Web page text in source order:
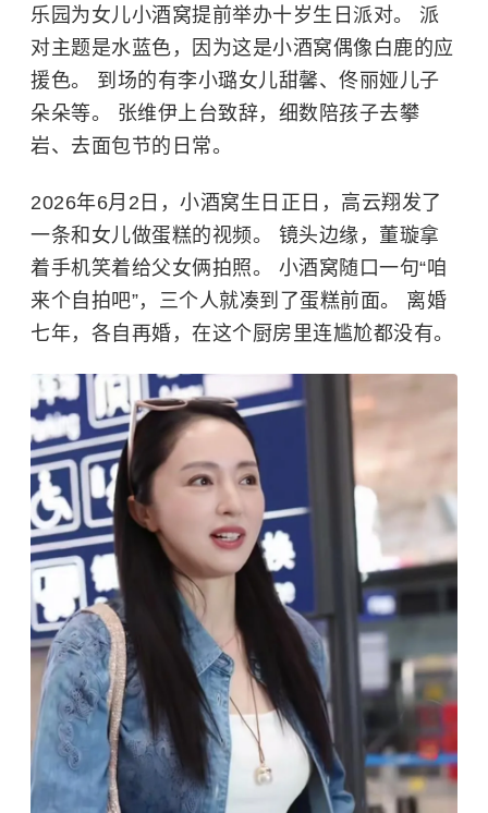
乐园为女儿小酒窝提前举办十岁生日派对。 派
对主题是水蓝色，因为这是小酒窝偶像白鹿 的应
援色。 到场的有李小璐女儿甜馨、佟丽娅儿子
朵朵等。 张维伊上台致辞，细数陪孩子去攀
岩、去面包节的日常。
2026年6月2日，小酒窝生日正日，高云翔发了
一条和女儿做蛋糕的视频。 镜头边缘，董璇拿
着手机笑着给父女俩拍照。 小酒窝随口一句“咱
来个自拍吧”，三个人就凑到了蛋糕前面。 离婚
七年，各自再婚，在这个厨房里连尴尬都没有。